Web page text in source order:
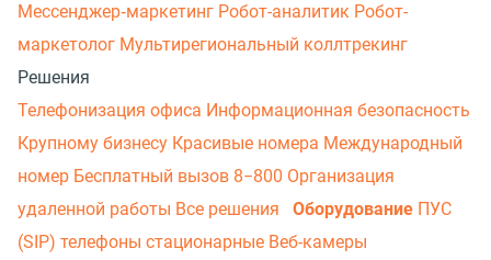
Мессенджер‑маркетинг Робот-аналитик Робот-
маркетолог Мультирегиональный коллтрекинг
Решения
Телефонизация офиса Информационная безопасность
Крупному бизнесу Красивые номера Международный
номер Бесплатный вызов 8−800 Организация
удаленной работы Все решения Оборудование ПУС
(SIP) телефоны стационарные Веб-камеры